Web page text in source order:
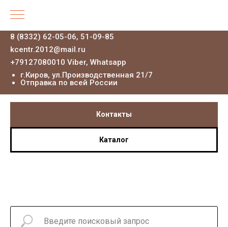
8 (8332) 62-05-06, 51-09-85
kcentr.2012@mail.ru
+79127080010 Viber, Whatsapp
г.Киров, ул.Производственная 21/7
Отправка по всей России
Контакты
Каталог